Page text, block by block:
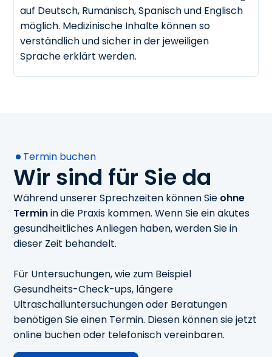
auf Deutsch, Rumänisch, Spanisch und Englisch
möglich. Medizinische Inhalte können so
verständlich und sicher in der jeweiligen
Sprache erklärt werden.
Termin buchen
Wir sind für Sie da
Während unserer Sprechzeiten können Sie ohne
Terminin die Praxis kommen. Wenn Sie ein akutes
gesundheitliches Anliegen haben, werden Sie in
dieser Zeit behandelt.
Für Untersuchungen, wie zum Beispiel
Gesundheits-Check-ups, längere
Ultraschalluntersuchungen oder Beratungen
benötigen Sie einen Termin. Diesen können sie jetzt
online buchen oder telefonisch vereinbaren.